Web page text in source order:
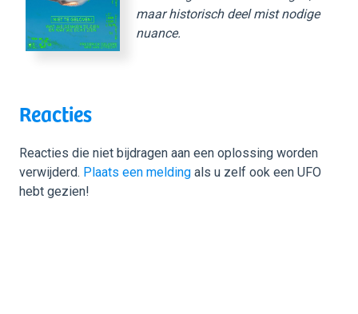
maar historisch deel mist nodige
nuance.
Reacties
Reacties die niet bijdragen aan een oplossing worden
verwijderd. Plaats een melding als u zelf ook een UFO
hebt gezien!